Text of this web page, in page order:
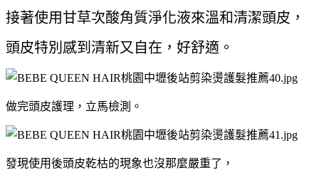
接著使用甘草次酸角質淨化液來溫和清潔頭皮，
頭皮特別感到清新又自在，好舒適。
做完頭皮護理，立馬檢測。
發現使用後頭皮乾枯的現象也沒那麼嚴重了，